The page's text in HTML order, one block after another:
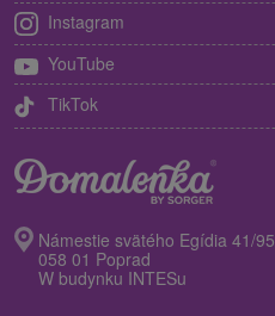
Instagram
YouTube
TikTok
Námestie svätého Egídia 41/95
058 01 Poprad
W budynku INTESu